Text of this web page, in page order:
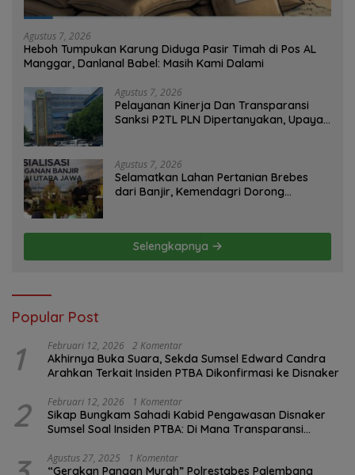
Agustus 7, 2026
Heboh Tumpukan Karung Diduga Pasir Timah di Pos AL
Manggar, Danlanal Babel: Masih Kami Dalami
Agustus 7, 2026
Pelayanan Kinerja Dan Transparansi
Sanksi P2TL PLN Dipertanyakan, Upaya
Agustus 7, 2026
Selamatkan Lahan Pertanian Brebes
dari Banjir, Kemendagri Dorong
Selengkapnya
Popular Post
1 Februari 12, 2026 2 Komentar
Akhirnya Buka Suara, Sekda Sumsel Edward Candra
Arahkan Terkait Insiden PTBA Dikonfirmasi ke Disnaker
2 Februari 12, 2026 1 Komentar
Sikap Bungkam Sahadi Kabid Pengawasan Disnaker
Sumsel Soal Insiden PTBA: Di Mana Transparansi
Agustus 27, 2025 1 Komentar
“Gerakan Pangan Murah” Polrestabes Palembang